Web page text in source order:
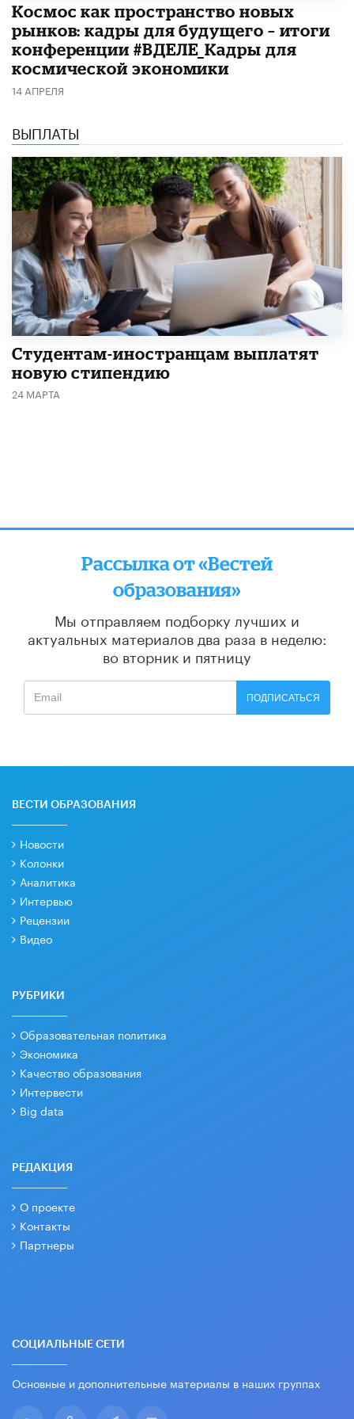
Космос как пространство новых
рынков: кадры для будущего – итоги
конференции #ВДЕЛЕ_Кадры для
космической экономики
14 АПРЕЛЯ
ВЫПЛАТЫ
Студентам-иностранцам выплатят
новую стипендию
24 МАРТА
Рассылка от «Вестей
образования»
Мы отправляем подборку лучших и
актуальных материалов два раза в неделю:
во вторник и пятницу
ПОДПИСАТЬСЯ
ВЕСТИ ОБРАЗОВАНИЯ
Новости
Колонки
Аналитика
Интервью
Рецензии
Видео
РУБРИКИ
Образовательная политика
Экономика
Качество образования
Интервести
Big data
РЕДАКЦИЯ
О проекте
Контакты
Партнеры
СОЦИАЛЬНЫЕ СЕТИ
Основные и дополнительные материалы в наших группах